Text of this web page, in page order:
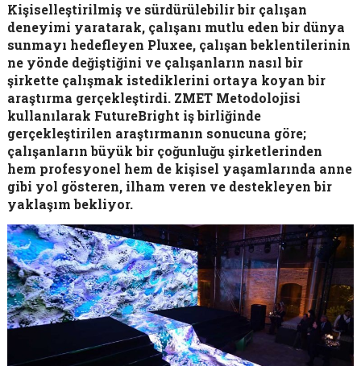
Kişiselleştirilmiş ve sürdürülebilir bir çalışan
deneyimi yaratarak, çalışanı mutlu eden bir dünya
sunmayı hedefleyen Pluxee, çalışan beklentilerinin
ne yönde değiştiğini ve çalışanların nasıl bir
şirkette çalışmak istediklerini ortaya koyan bir
araştırma gerçekleştirdi. ZMET Metodolojisi
kullanılarak FutureBright iş birliğinde
gerçekleştirilen araştırmanın sonucuna göre;
çalışanların büyük bir çoğunluğu şirketlerinden
hem profesyonel hem de kişisel yaşamlarında anne
gibi yol gösteren, ilham veren ve destekleyen bir
yaklaşım bekliyor.